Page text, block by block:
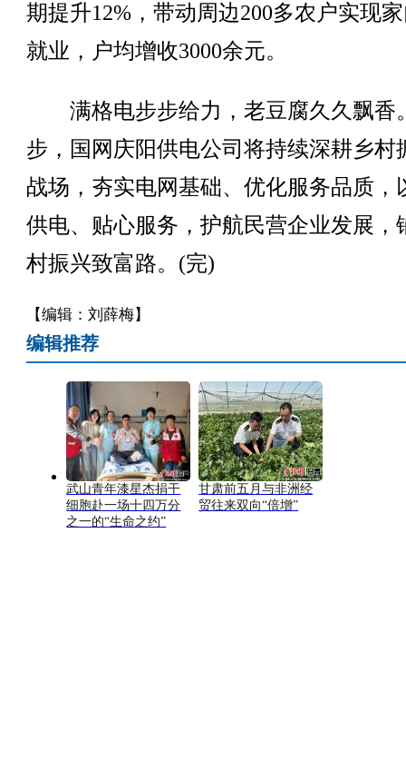
期提升12%，带动周边200多农户实现
就业，户均增收3000余元。
满格电步步给力，老豆腐久久飘香
步，国网庆阳供电公司将持续深耕乡村
战场，夯实电网基础、优化服务品质，
供电、贴心服务，护航民营企业发展，
村振兴致富路。(完)
【编辑：刘薛梅】
编辑推荐
武山青年漆星杰捐干
细胞赴一场十四万分
之一的“生命之约”
甘肃前五月与非洲经
贸往来双向“倍增”